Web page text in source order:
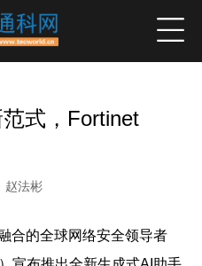
企业新品 高端访谈
式，Fortinet
赵法彬
合的全球网络安全领导者